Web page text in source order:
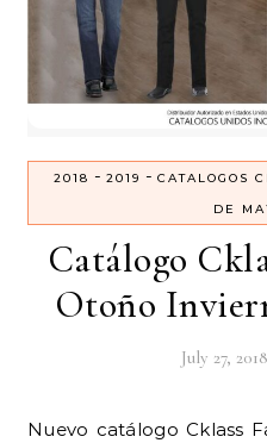
2018 - 2019 - CATALOGOS
DE
Catálogo
Otoño
July 27, 2018
Nuevo catálogo Cklass Fashionline Otoño Invierno